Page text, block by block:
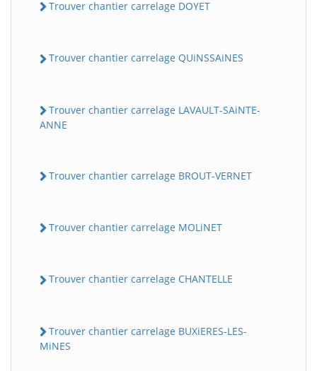
Trouver chantier carrelage DOYET
Trouver chantier carrelage QUiNSSAiNES
Trouver chantier carrelage LAVAULT-SAiNTE-
ANNE
Trouver chantier carrelage BROUT-VERNET
Trouver chantier carrelage MOLiNET
Trouver chantier carrelage CHANTELLE
Trouver chantier carrelage BUXiERES-LES-
MiNES